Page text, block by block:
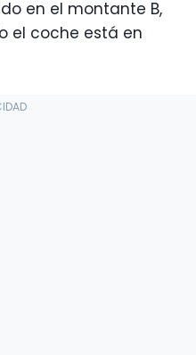
en el montante B,
el coche está en